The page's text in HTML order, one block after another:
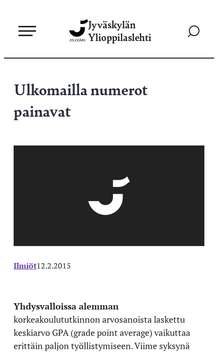
sisältöön
Jyväskylän
Ylioppilaslehti
Siirry
Ulkomailla numerot
painavat
Ilmiöt12.2.2015
Yhdysvalloissa alemman
korkeakoulututkinnon arvosanoista laskettu
keskiarvo GPA (grade point average) vaikuttaa
erittäin paljon työllistymiseen. Viime syksynä